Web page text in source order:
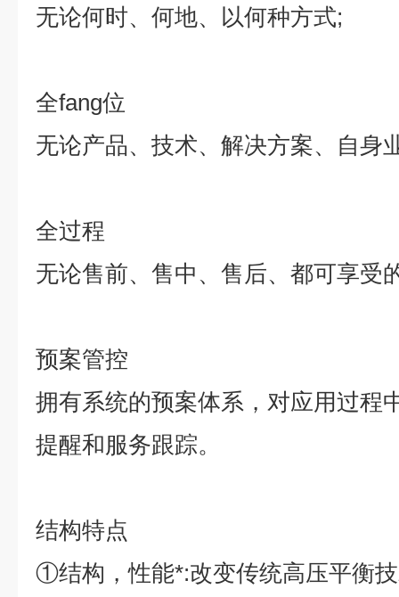
无论何时、何地、以何种方式;
全fang位
无论产品、技术、解决方案、自身
全过程
无论售前、售中、售后、都可享受
预案管控
拥有系统的预案体系，对应用过程
提醒和服务跟踪。
结构特点
①结构，性能*:改变传统高压平衡